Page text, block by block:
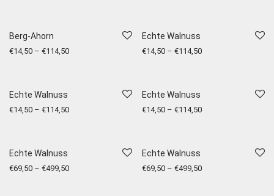
Berg-Ahorn
€14,50 – €114,50
Echte Walnuss
€14,50 – €114,50
Echte Walnuss
€14,50 – €114,50
Echte Walnuss
€14,50 – €114,50
Echte Walnuss
€69,50 – €499,50
Echte Walnuss
€69,50 – €499,50